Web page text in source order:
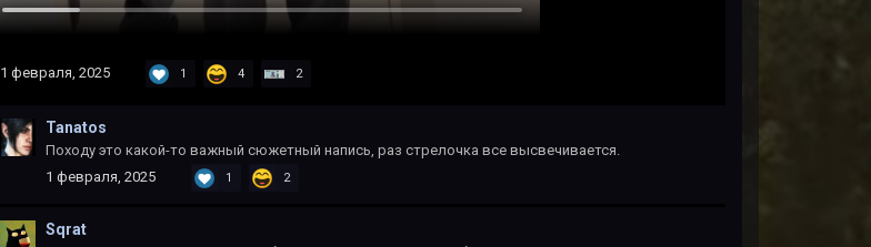
1 февраля, 2025 1 4 2
Tanatos
Походу это какой-то важный сюжетный напись, раз стрелочка все высвечивается.
1 февраля, 2025
1 2
Sqrat